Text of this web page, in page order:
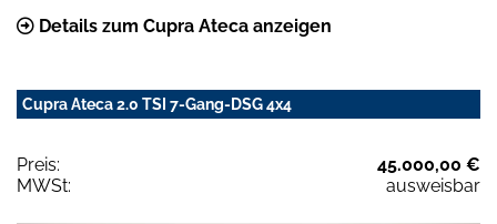
Details zum Cupra Ateca anzeigen
Cupra Ateca 2.0 TSI 7-Gang-DSG 4x4
Preis:
45.000,00 €
MWSt:
ausweisbar